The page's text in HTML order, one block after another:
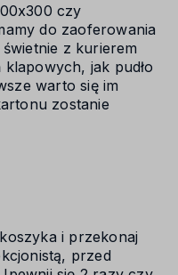
czy
do zaoferowania
z kurierem
jak pudło
warto się im
zostanie
i przekonaj
przed